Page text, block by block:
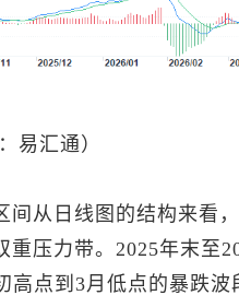
易汇通）
间从日线图的结构来看
重压力带。2025年末至
高点到3月低点的暴跌